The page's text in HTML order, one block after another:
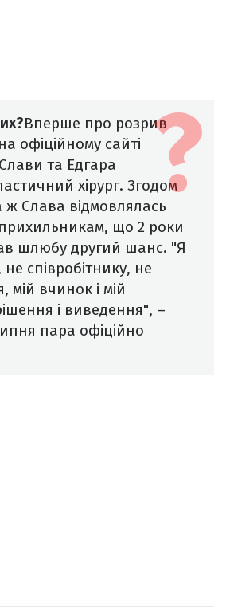
Вперше про розрив
офіційному сайті
та Едгара
хірург. Згодом
ж Слава відмовлялась
прихильникам, що 2 роки
шлюбу другий шанс. "Я
співробітнику, не
мій вчинок і мій
і виведення", –
пара офіційно